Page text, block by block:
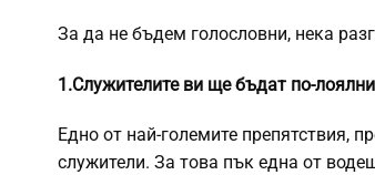
За да не бъдем голословни, нека
1.Служителите ви ще бъдат по-лоялни
Едно от най-големите препятствия,
служители. За това пък една от